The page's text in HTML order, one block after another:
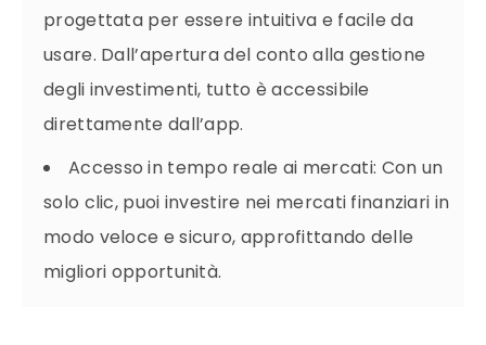
progettata per essere intuitiva e facile da
usare. Dall’apertura del conto alla gestione
degli investimenti, tutto è accessibile
direttamente dall’app.
Accesso in tempo reale ai mercati: Con un
solo clic, puoi investire nei mercati finanziari in
modo veloce e sicuro, approfittando delle
migliori opportunità.